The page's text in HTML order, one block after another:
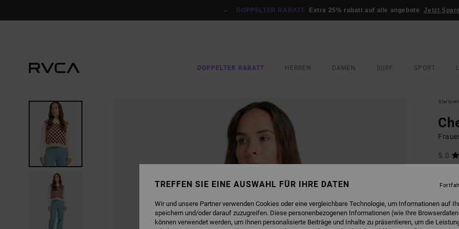
DOPPELTER RABATT Extra 25% rabatt auf alle angebote Jetzt
DOPPELTER RABATT HERREN DAMEN SURF SPORT
5.0
TREFFEN SIE EINE AUSWAHL FÜR IHRE DATEN
Wir und unsere Partner verwenden Cookies oder eine vergleichbare Technologie, um Informationen auf
speichern und/oder darauf zuzugreifen. Diese personenbezogenen Informationen (wie Ihre
können verwendet werden, um Ihnen personalisierte Beiträge und Inhalte zu präsentieren, um die